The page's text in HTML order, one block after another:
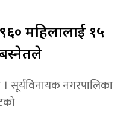
महिलालाई १५
सूर्यविनायक नगरपालिका